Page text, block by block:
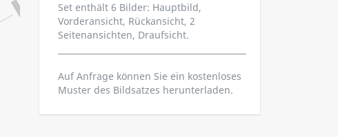
Set enthält 6 Bilder: Hauptbild,
Vorderansicht, Rückansicht, 2
Seitenansichten, Draufsicht.
Auf Anfrage können Sie ein kostenloses
Muster des Bildsatzes herunterladen.